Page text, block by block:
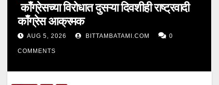
काँग्रेसच्या विरोधात दुसऱ्या दिवशीही राष्ट्रवादी
काँग्रेस आक्रमक
AUG 5, 2026 BITTAMBATAMI.COM 0
COMMENTS